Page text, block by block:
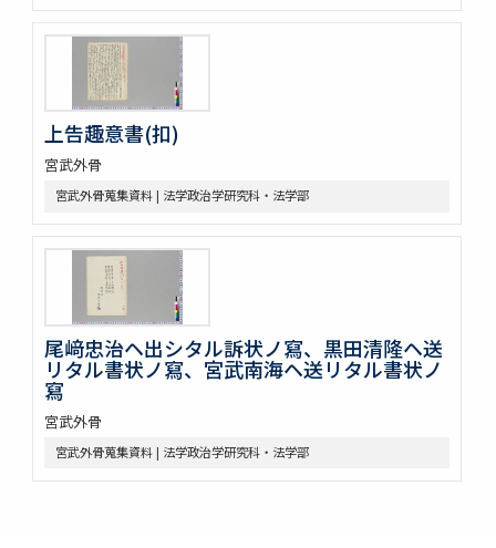
上告趣意書(扣)
宮武外骨
宮武外骨蒐集資料 | 法学政治学研究科・法学部
尾﨑忠治ヘ出シタル訴状ノ寫、黒田清隆ヘ送
リタル書状ノ寫、宮武南海ヘ送リタル書状ノ
寫
宮武外骨
宮武外骨蒐集資料 | 法学政治学研究科・法学部